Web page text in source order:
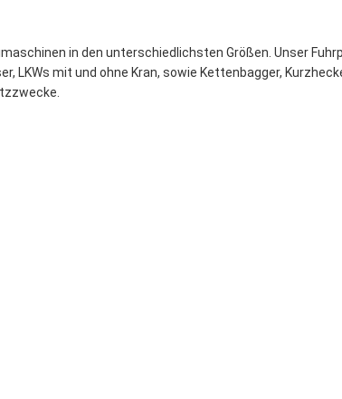
in den unterschiedlichsten Größen. Unser
LKWs mit und ohne Kran, sowie Kettenbagger,